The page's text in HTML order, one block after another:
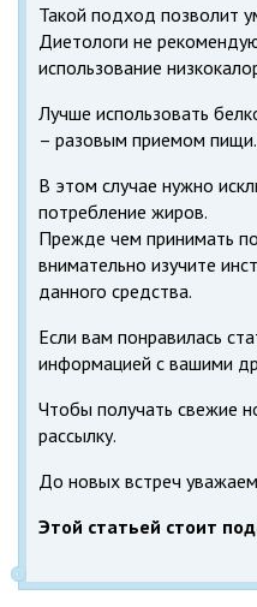
Такой подход позволит
Диетологи не
использование
Лучше использовать
– разовым приемом пищи.
В этом случае нужно
потребление жиров.
Прежде чем принимать
внимательно изучите
данного средства.
Если вам понравилась
информацией с вашими
Чтобы получать свежие
рассылку.
До новых встреч
Этой статьей стоит